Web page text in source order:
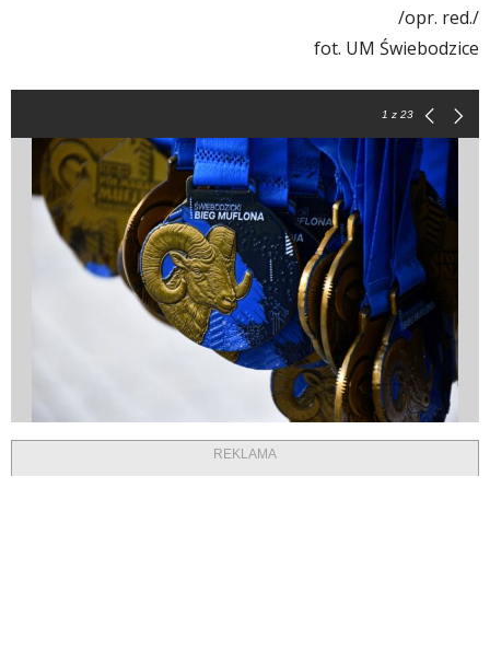
/opr. red./
fot. UM Świebodzice
1 z 23
REKLAMA